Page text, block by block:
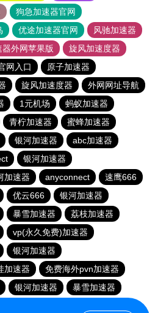
狗急加速器官网
优途加速器官网
风驰加速器
外网苹果版
旋风加速度器
网入口
原子加速器
旋风加速度器
外网网址导航
1元机场
蚂蚁加速器
青柠加速器
蜜蜂加速器
银河加速器
abc加速器
银河加速器
加速器 anyconnect
速鹰666
优云666
银河加速器
暴雪加速器
荔枝加速器
vp(永久免费)加速器
银河加速器
加速器
免费海外pvn加速器
银河加速器
暴雪加速器